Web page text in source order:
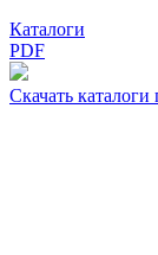
Каталоги
PDF
Скачать